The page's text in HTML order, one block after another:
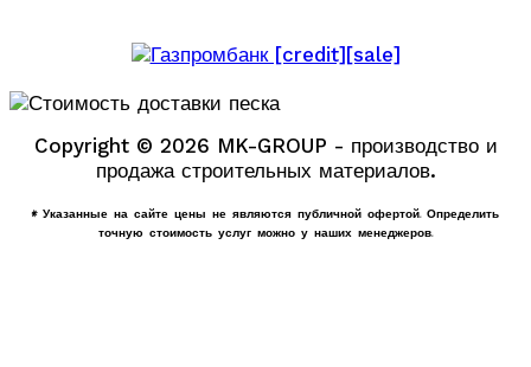
Copyright © 2026 MK-GROUP - производство и
продажа строительных материалов.
* Указанные на сайте цены не являются публичной офертой. Определить
точную стоимость услуг можно у наших менеджеров.